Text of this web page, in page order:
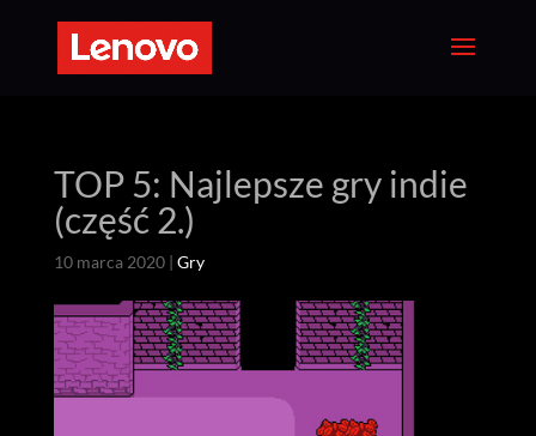
TOP 5: Najlepsze gry indie
(część 2.)
10 marca 2020| Gry